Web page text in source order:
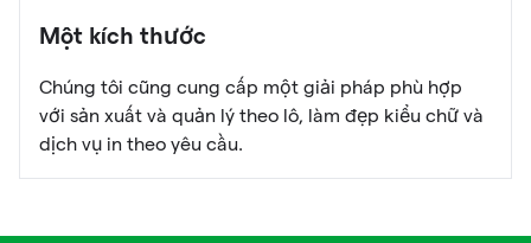
Một kích thước
Chúng tôi cũng cung cấp một giải pháp phù hợp
với sản xuất và quản lý theo lô, làm đẹp kiểu chữ và
dịch vụ in theo yêu cầu.